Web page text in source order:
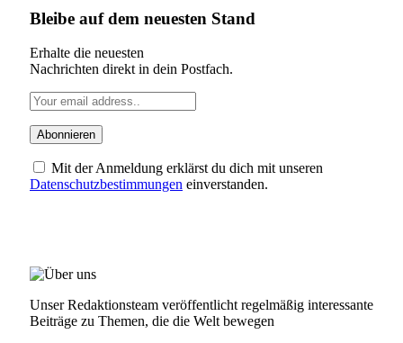
Bleibe auf dem neuesten Stand
Erhalte die neuesten
Nachrichten direkt in dein Postfach.
Mit der Anmeldung erklärst du dich mit unseren
Datenschutzbestimmungen einverstanden.
Unser Redaktionsteam veröffentlicht regelmäßig interessante
Beiträge zu Themen, die die Welt bewegen